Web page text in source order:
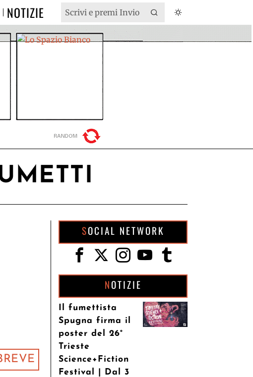
NOTIZIE
SOCIAL NETWORK
NOTIZIE
Il fumettista
Spugna firma il
poster del 26°
Trieste
Science+Fiction
Festival | Dal 3